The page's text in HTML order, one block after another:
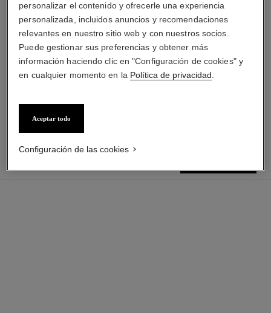
allure homme sport
Gel de Ducha
allure homme sport
All-over Spray
personalizar el contenido y ofrecerle una experiencia
personalizada, incluidos anuncios y recomendaciones
relevantes en nuestro sitio web y con nuestros socios.
Puede gestionar sus preferencias y obtener más
información haciendo clic en "Configuración de cookies" y
en cualquier momento en la Política de privacidad
Aceptar todo
Configuración de las cookies